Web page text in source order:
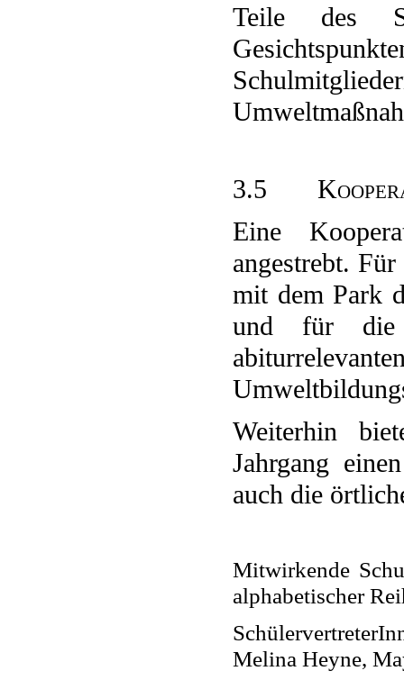
Teile des
3.5
Eine
angestrebt.
mit dem Park
und für die
Weiterhin
Jahrgang
auch die
Mitwirkende
alphabetischer
Melina Heyne,